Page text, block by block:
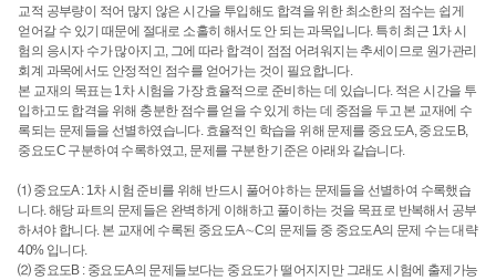
교적 공부량이 적어 많지 않은 시간을 투입해도 합격을 위한 최소한의 점수는 쉽게
얻어갈 수 있기 때문에 절대로 소홀히 해서도 안 되는 과목입니다. 특히 최근 1차 시
험의 응시자 수가 많아지고, 그에 따라 합격이 점점 어려워지는 추세이므로 원가관리
회계 과목에서도 안정적인 점수를 얻어가는 것이 필요합니다.
본 교재의 목표는 1차 시험을 가장 효율적으로 준비하는 데 있습니다. 적은 시간을 투
입하고도 합격을 위해 충분한 점수를 얻을 수 있게 하는 데 중점을 두고 본 교재에 수
록되는 문제들을 선별하였습니다. 효율적인 학습을 위해 문제를 중요도A, 중요도B,
중요도C 구분하여 수록하였고, 문제를 구분한 기준은 아래와 같습니다.
⑴ 중요도A : 1차 시험 준비를 위해 반드시 풀어야 하는 문제들을 선별하여 수록했습
니다. 해당 파트의 문제들은 완벽하게 이해하고 풀이하는 것을 목표로 반복해서 공부
하셔야 합니다. 본 교재에 수록된 중요도A∼C의 문제들 중 중요도A의 문제 수는 대략
40% 입니다.
⑵ 중요도B : 중요도A의 문제들보다는 중요도가 떨어지지만 그래도 시험에 출제가능